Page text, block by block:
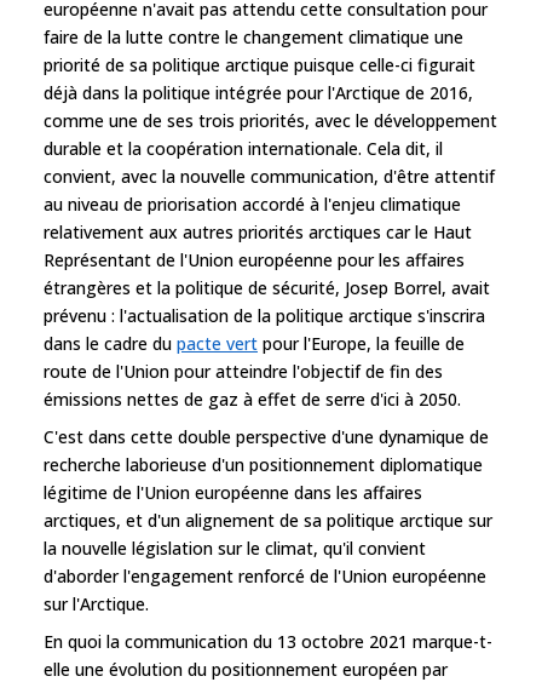
européenne n'avait pas attendu cette consultation pour
faire de la lutte contre le changement climatique une
priorité de sa politique arctique puisque celle-ci figurait
déjà dans la politique intégrée pour l'Arctique de 2016,
comme une de ses trois priorités, avec le développement
durable et la coopération internationale. Cela dit, il
convient, avec la nouvelle communication, d'être attentif
au niveau de priorisation accordé à l'enjeu climatique
relativement aux autres priorités arctiques car le Haut
Représentant de l'Union européenne pour les affaires
étrangères et la politique de sécurité, Josep Borrel, avait
prévenu : l'actualisation de la politique arctique s'inscrira
dans le cadre du pacte vert pour l'Europe, la feuille de
route de l'Union pour atteindre l'objectif de fin des
émissions nettes de gaz à effet de serre d'ici à 2050.
C'est dans cette double perspective d'une dynamique de
recherche laborieuse d'un positionnement diplomatique
légitime de l'Union européenne dans les affaires
arctiques, et d'un alignement de sa politique arctique sur
la nouvelle législation sur le climat, qu'il convient
d'aborder l'engagement renforcé de l'Union européenne
sur l'Arctique.
En quoi la communication du 13 octobre 2021 marque-t-
elle une évolution du positionnement européen par